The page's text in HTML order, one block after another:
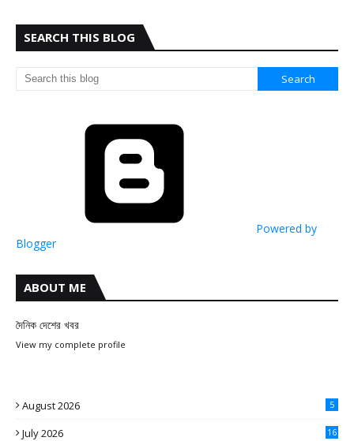
SEARCH THIS BLOG
Powered by
Blogger
ABOUT ME
দৈনিক দেশের খবর
View my complete profile
August 2026 5
July 2026 16